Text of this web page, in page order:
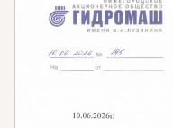
Радиационный
по соблюдению
радиоактивными